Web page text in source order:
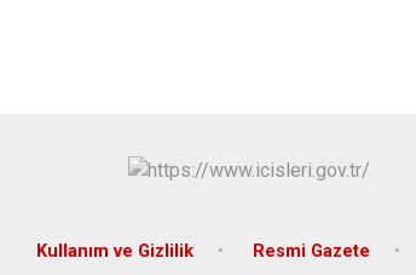
Kullanım ve Gizlilik Resmi Gazete